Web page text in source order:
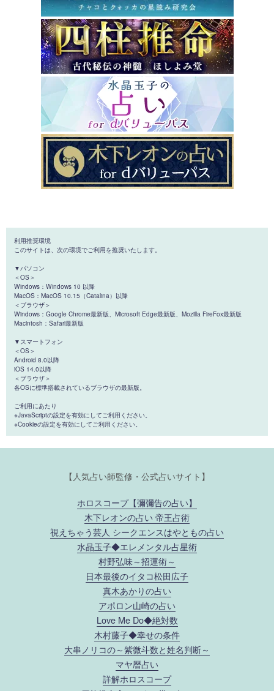
利用推奨環境
このサイトは、次の環境でご利用を推奨いたします。
▼パソコン
＜OS＞
Windows：Windows 10 以降
MacOS：MacOS 10.15（Catalina）以降
＜ブラウザ＞
Windows：Google Chrome最新版、Microsoft Edge最新版、Mozilla FireFox最新版
Macintosh：Safari最新版
▼スマートフォン
＜OS＞
Android 8.0以降
iOS 14.0以降
＜ブラウザ＞
各OSに標準搭載されているブラウザの最新版。
ご利用にあたり
※JavaScriptの設定を有効にしてご利用ください。
※Cookieの設定を有効にしてご利用ください。
【人気占い師監修・公式占いサイト】
ホロスコープ【彌彌告の占い】
木下レオンの占い 帝王占術
視えちゃう芸人 シークエンスはやともの占い
水晶玉子◆エレメンタル占星術
村野弘味～招運術～
日本最後のイタコ松田広子
真木あかりの占い
アポロン山崎の占い
Love Me Do◆絶対数
木村藤子◆幸せの条件
大串ノリコの～紫微斗数と姓名判断～
マヤ暦占い
詳解ホロスコープ